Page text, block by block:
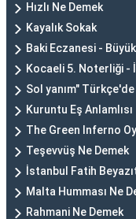
Hızlı Ne Demek
Kayalık Sokak
Baki Eczanesi -
Kocaeli 5. Noterliği -
Sol yanım"
Kuruntu Eş Anlamlısı
The Green Inferno
Teşevvüş Ne Demek
İstanbul Fatih
Malta Humması Ne
Rahmani Ne Demek